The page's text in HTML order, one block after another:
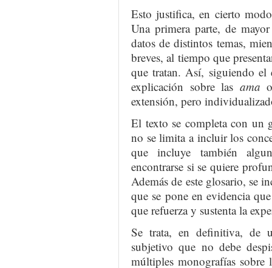
Esto justifica, en cierto
Una primera parte, de
datos de distintos temas,
breves, al tiempo que
que tratan. Así, siguiendo el
explicación sobre las ama
extensión, pero
El texto se completa con un
no se limita a incluir los
que incluye también
encontrarse si se quiere
Además de este glosario, se
que se pone en evidencia
que refuerza y sustenta la
Se trata, en definitiva, de
subjetivo que no debe
múltiples monografías sobre